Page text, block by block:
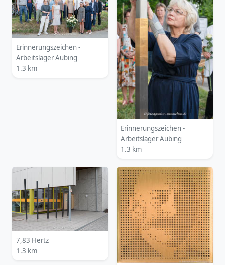
Erinnerungszeichen -
Arbeitslager Aubing
1.3 km
Erinnerungszeichen -
Arbeitslager Aubing
1.3 km
7,83 Hertz
1.3 km